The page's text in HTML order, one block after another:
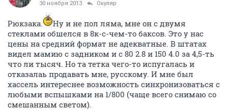
30 ноября 2013 Окуляр
Рюкзака.
Ну и не пол ляма, мне он с двумя
стеклами обшелся в 8к-с-чем-то баксов. Это у нас
цены на средний формат не адекватные. В штатах
видел мамию с задником и с 80 2.8 и 150 4.0 за 4,5-ть
что ли тысяч. Но та тетка чего-то испугалась и
отказалаь продавать мне, русскому. И мне был
хассель интереснее возможность синхронизоваться с
любыми вспышками на 1/800 (чаще всего снимаю со
смешанным светом).